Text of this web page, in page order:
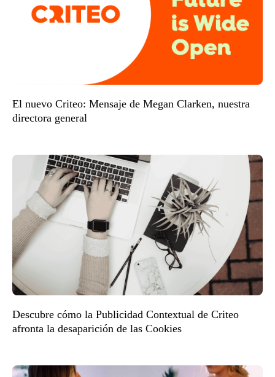
El nuevo Criteo: Mensaje de Megan Clarken, nuestra
directora general
Descubre cómo la Publicidad Contextual de Criteo
afronta la desaparición de las Cookies